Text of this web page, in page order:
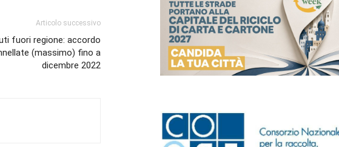
Articolo successivo
fuori regione: accordo
(massimo) fino a
dicembre 2022